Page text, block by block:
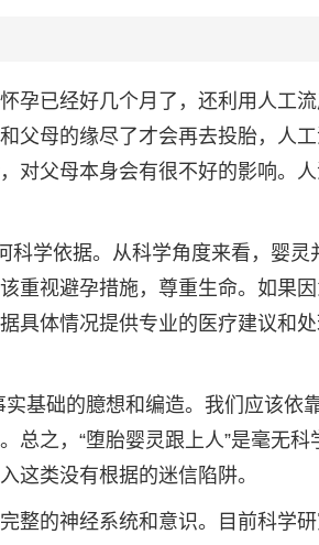
孕已经好几个月了，还利用人工
父母的缘尽了才会再去投胎，人
对父母本身会有很不好的影响。
科学依据。从科学角度来看，婴灵
重视避孕措施，尊重生命。如果
具体情况提供专业的医疗建议和
基础的臆想和编造。我们应该依
总之，“堕胎婴灵跟上人”是毫无科
这类没有根据的迷信陷阱。
整的神经系统和意识。目前科学